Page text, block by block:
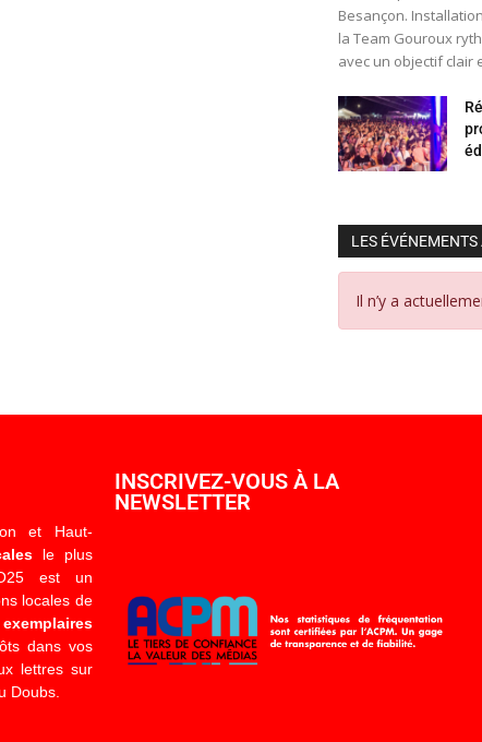
Besançon.
la Team Gouroux
avec un objectif clair
LES ÉVÉNEMENTS
Il n’y a
et Haut-
le plus
est un
locales de
dans vos
lettres sur
Doubs.
INSCRIVEZ-VOUS À LA
NEWSLETTER